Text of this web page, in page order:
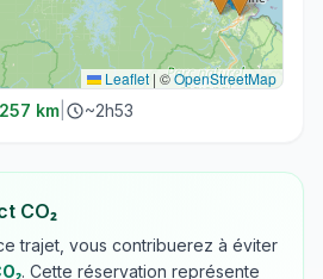
Leaflet | ©OpenStreetMap
257 km| ~2h53
CO₂
trajet, vous contribuerez à éviter
. Cette réservation représente